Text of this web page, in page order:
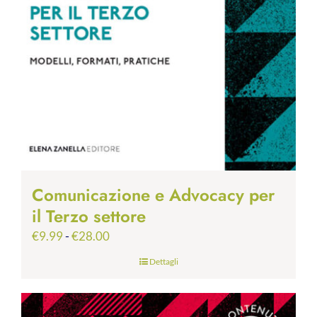
Comunicazione e Advocacy per
il Terzo settore
€9.99-€28.00Fascia
prezzo:
€9.99
Dettagli